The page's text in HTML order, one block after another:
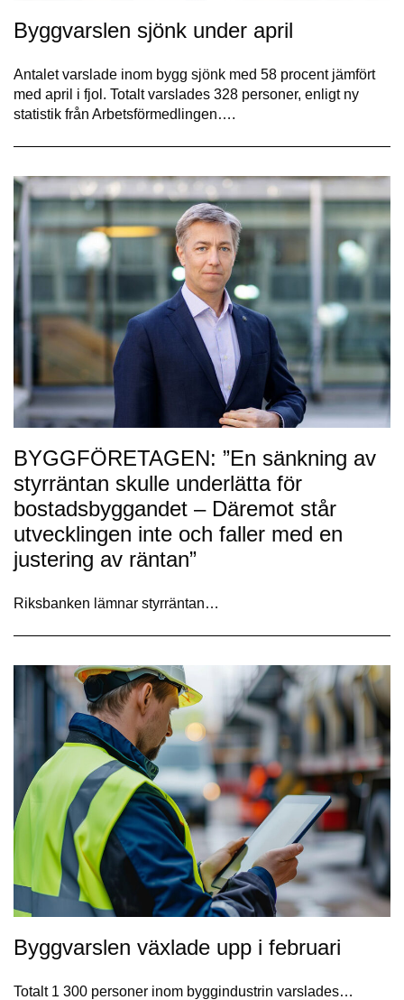
Byggvarslen sjönk under april
Antalet varslade inom bygg sjönk med 58 procent jämfört
med april i fjol. Totalt varslades 328 personer, enligt ny
statistik från Arbetsförmedlingen….
BYGGFÖRETAGEN: ”En sänkning av
styrräntan skulle underlätta för
bostadsbyggandet – Däremot står
utvecklingen inte och faller med en
justering av räntan”
Riksbanken lämnar styrräntan…
Byggvarslen växlade upp i februari
Totalt 1 300 personer inom byggindustrin varslades…